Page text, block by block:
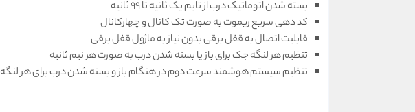
بسته شدن اتوماتیک درب از تایم یک ثانیه تا 99 ثانیه
کد دهی سریع ریموت به صورت تک کانال و چهارکانال
قابليت اتصال به قفل برقی بدون نياز به ماژول قفل برقی
تنظیم هر لنگه جک برای باز یا بسته شدن درب به صورت هر نیم ثانیه
تنظیم سیستم هوشمند سرعت دوم در هنگام باز و بسته شدن درب برای هر لنگه